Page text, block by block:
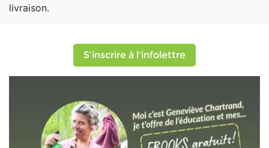
livraison.
S'inscrire à l'infolettre